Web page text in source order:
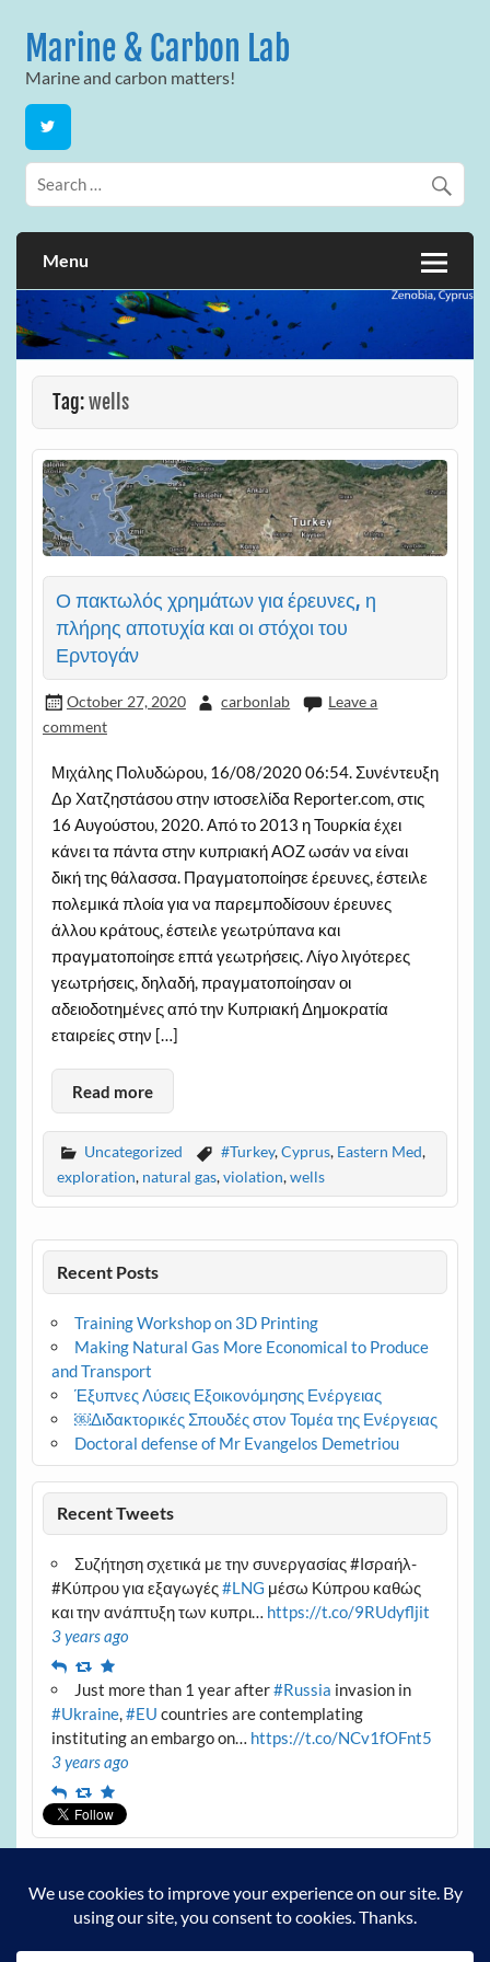
contentMarine & Carbon Lab
Marine and carbon matters!
Menu
Tag:wells
Ο πακτωλός χρημάτων για έρευνες, η
πλήρης αποτυχία και οι στόχοι του
Ερντογάν
October 27, 2020 carbonlab
Leave a
comment
Μιχάλης Πολυδώρου, 16/08/2020 06:54. Συνέντευξη
Δρ Χατζηστάσου στην ιστοσελίδα Reporter.com, στις
16 Αυγούστου, 2020. Από το 2013 η Τουρκία έχει
κάνει τα πάντα στην κυπριακή ΑΟΖ ωσάν να είναι
δική της θάλασσα. Πραγματοποίησε έρευνες, έστειλε
πολεμικά πλοία για να παρεμποδίσουν έρευνες
άλλου κράτους, έστειλε γεωτρύπανα και
πραγματοποίησε επτά γεωτρήσεις. Λίγο λιγότερες
γεωτρήσεις, δηλαδή, πραγματοποίησαν οι
αδειοδοτημένες από την Κυπριακή Δημοκρατία
εταιρείες στην […]
Read more
Uncategorized #Turkey,Cyprus, Eastern Med,
exploration, natural gas,violation,wells
Recent Posts
Training Workshop on 3D Printing
Making Natural Gas More Economical to Produce
and Transport
Έξυπνες Λύσεις Εξοικονόμησης Ενέργειας
￼Διδακτορικές Σπουδές στον Τομέα της Ενέργειας
Doctoral defense of Mr Evangelos Demetriou
Recent Tweets
Συζήτηση σχετικά με την συνεργασίας #Ισραήλ-
#Κύπρου για εξαγωγές#LNG μέσω Κύπρου καθώς
και την ανάπτυξη των κυπρι… https://t.co/9RUdyfljit
3 years ago
ReplyRetweet
Favourite
Just more than 1 year after#Russia invasion in
#Ukraine,#EU countries are contemplating
instituting an embargo on… https://t.co/NCv1fOFnt5
3 years ago
ReplyRetweet
Favourite
Archives